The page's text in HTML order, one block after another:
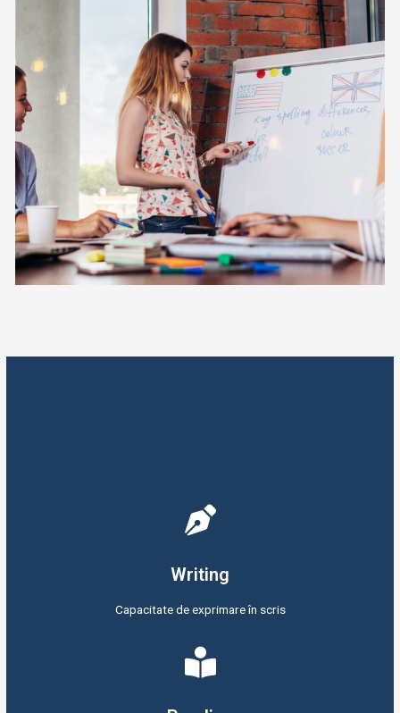
Writing
Capacitate de exprimare în scris